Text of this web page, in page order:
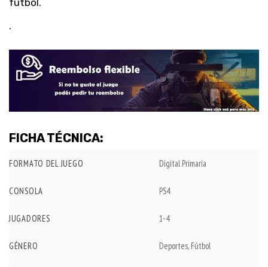
.
FICHA TÉCNICA:
FORMATO DEL JUEGO Digital Primaria
CONSOLA PS4
JUGADORES 1-4
GÉNERO Deportes, Fútbol